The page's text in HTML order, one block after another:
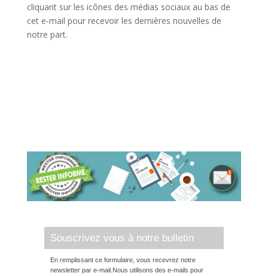
Souscrivez vous à notre bulletin
En remplissant ce formulaire, vous recevrez notre
newsletter par e-mail.Nous utilisons des e-mails pour
cliquant sur les icônes des médias sociaux au bas de
cet e-mail pour recevoir les dernières nouvelles de
notre part.